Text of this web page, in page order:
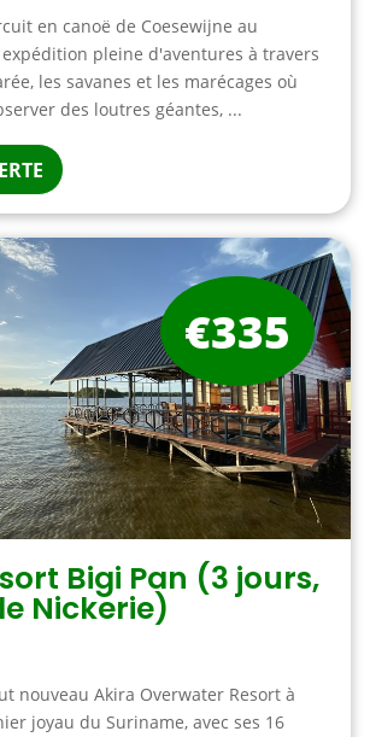
en canoë de Coesewijne au
pleine d'aventures à travers
les savanes et les marécages où
des loutres géantes, ...
Bigi Pan (3 jours,
Nickerie)
nouveau Akira Overwater Resort à
joyau du Suriname, avec ses 16
€335